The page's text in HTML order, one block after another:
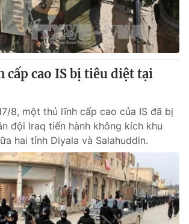
cao IS bị tiêu diệt tại
8, một thủ lĩnh cấp cao của IS đã bị
đội Iraq tiến hành không kích khu
hai tỉnh Diyala và Salahuddin.